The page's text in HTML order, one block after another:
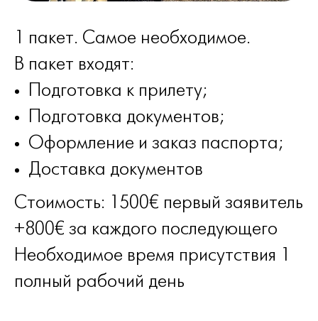
1 пакет. Самое необходимое.
В пакет входят:
Подготовка к прилету;
Подготовка документов;
Оформление и заказ паспорта;
Доставка документов
Стоимость: 1500€ первый заявитель
+800€ за каждого последующего
Необходимое время присутствия 1
полный рабочий день